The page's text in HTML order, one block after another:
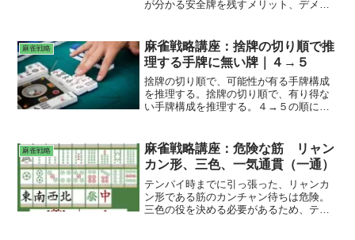
が分かる安全牌を残すメリット、デメリ
麻雀戦略
麻雀戦略講座：捨牌の切り順で推
理する手牌に無い牌｜４→５
捨牌の切り順で、可能性が有る手牌構成
を推理する。捨牌の切り順で、有り得な
い手牌構成を推理する。４→５の順に切
麻雀戦略
麻雀戦略講座：危険な筋 リャン
カン形、三色、一気通貫（一通）
テンパイ時までに引っ張った、リャンカ
ン形である筋のカンチャン待ちは危険。
三色の役を決める必要があるため、テン